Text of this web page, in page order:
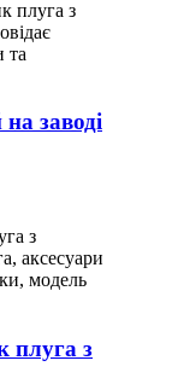
заводі
плуга з